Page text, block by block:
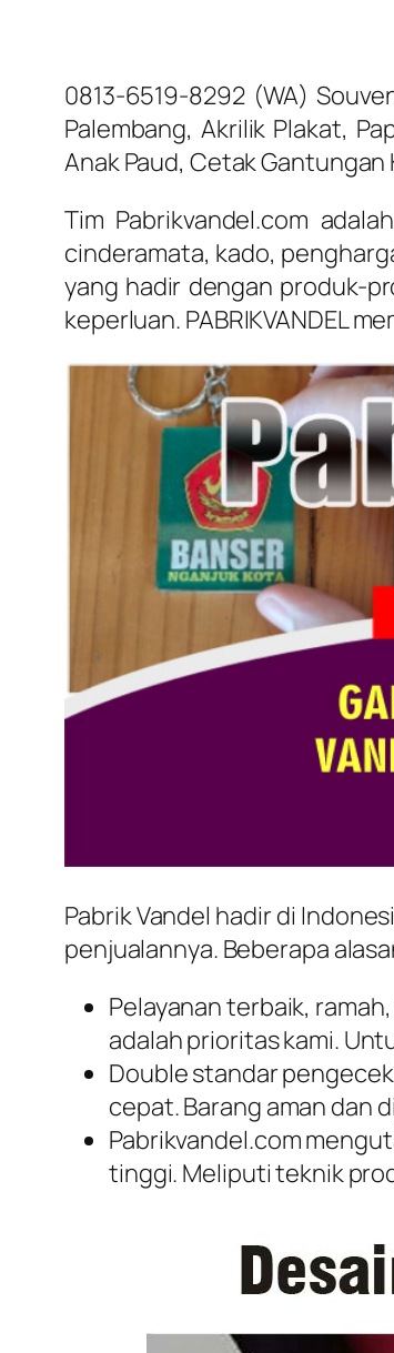
0813-6519-8292 (WA)
Palembang, Akrilik Plakat,
Anak Paud, Cetak
Tim Pabrikvandel.com
cinderamata, kado,
yang hadir dengan produk-
keperluan. PABRIKVANDEL
Pabrik Vandel hadir di
penjualannya. Beberapa
Pelayanan terbaik,
adalah prioritas kami.
Double standar
cepat. Barang aman dan
Pabrikvandel.com
tinggi. Meliputi teknik